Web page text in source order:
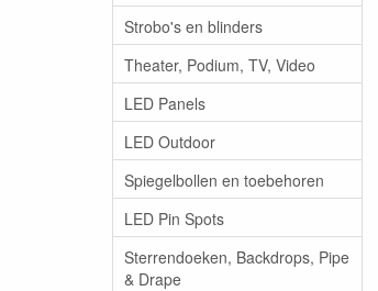
Strobo's en blinders
Theater, Podium, TV, Video
LED Panels
LED Outdoor
Spiegelbollen en toebehoren
LED Pin Spots
Sterrendoeken, Backdrops, Pipe
& Drape